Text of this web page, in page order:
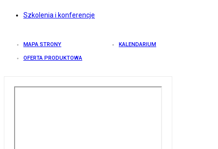
Szkolenia i konferencje
MAPA STRONY KALENDARIUM
OFERTA PRODUKTOWA